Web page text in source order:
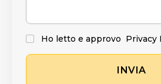
Ho letto e approvo Privacy
INVIA